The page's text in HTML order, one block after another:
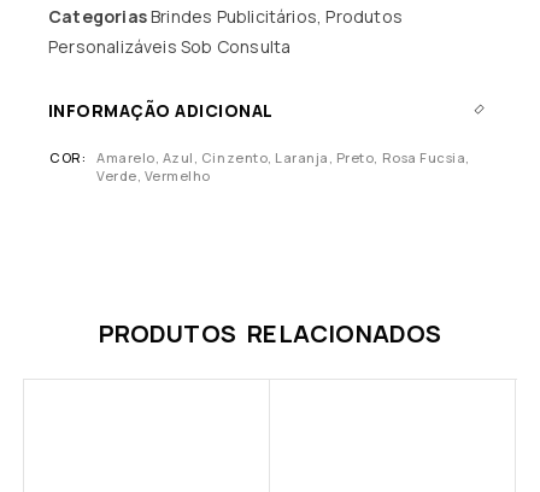
CategoriasBrindes Publicitários,Produtos
Personalizáveis Sob Consulta
INFORMAÇÃO ADICIONAL
COR
Amarelo, Azul, Cinzento, Laranja, Preto, Rosa Fucsia,
Verde, Vermelho
PRODUTOS RELACIONADOS